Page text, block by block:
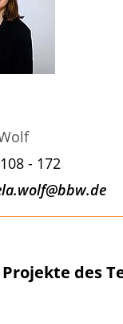
- 172
des